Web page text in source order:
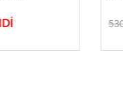
530,00